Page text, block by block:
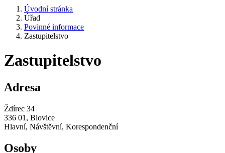
Úvodní stránka
Úřad
Povinné informace
Zastupitelstvo
Zastupitelstvo
Adresa
Ždírec 34
336 01, Blovice
Hlavní, Návštěvní, Korespondenční
Osoby